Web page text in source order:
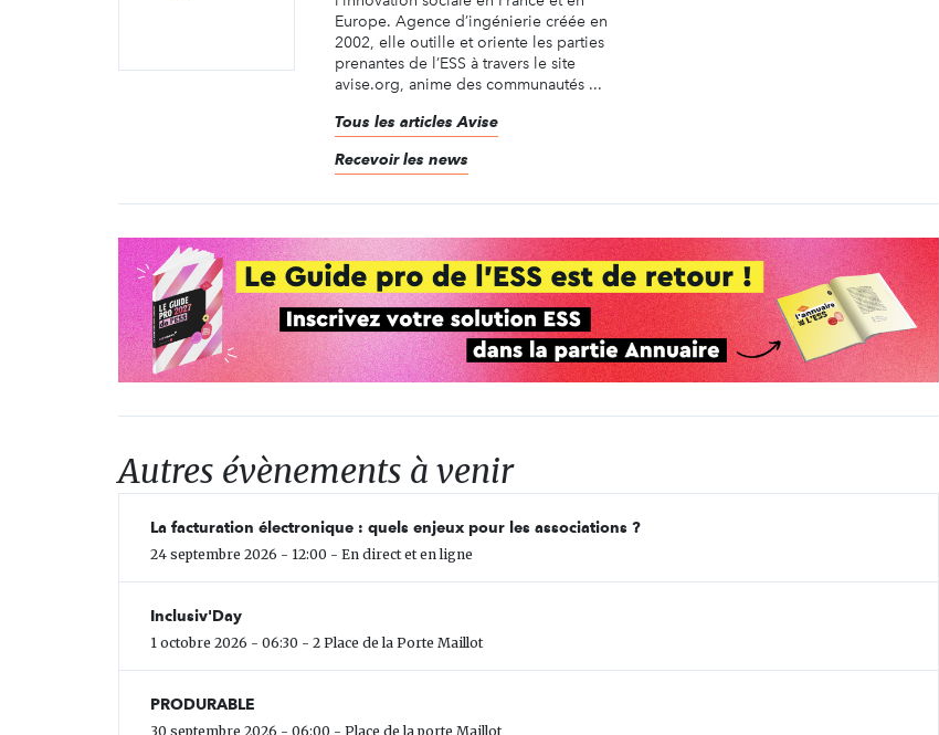
Europe. Agence d’ingénierie créée en
2002, elle outille et oriente les parties
prenantes de l’ESS à travers le site
avise.org, anime des communautés ...
Tous les articles Avise
Recevoir les news
Autres évènements à venir
La facturation électronique : quels enjeux pour les associations ?
24 septembre 2026 - 12:00 - En direct et en ligne
Inclusiv'Day
1 octobre 2026 - 06:30 - 2 Place de la Porte Maillot
PRODURABLE
30 septembre 2026 - 06:00 - Place de la porte Maillot